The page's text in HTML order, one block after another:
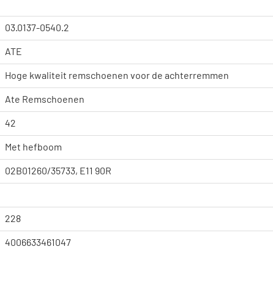
03.0137-0540.2
ATE
Hoge kwaliteit remschoenen voor de achterremmen
Ate Remschoenen
42
Met hefboom
02B01260/35733, E11 90R
228
4006633461047